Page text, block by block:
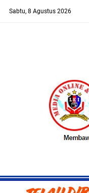
Sabtu, 8 Agustus 2026